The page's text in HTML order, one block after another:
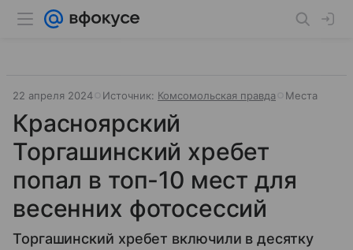
22 апреля 2024 Источник: Комсомольская правда Места
Красноярский
Торгашинский хребет
попал в топ-10 мест для
весенних фотосессий
Торгашинский хребет включили в десятку